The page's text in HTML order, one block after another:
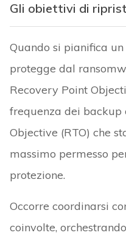
Gli obiettivi di
Quando si pianifica
protegge dal
Recovery Point
frequenza dei backup
Objective (RTO) che
massimo permesso
protezione.
Occorre coordinarsi
coinvolte,